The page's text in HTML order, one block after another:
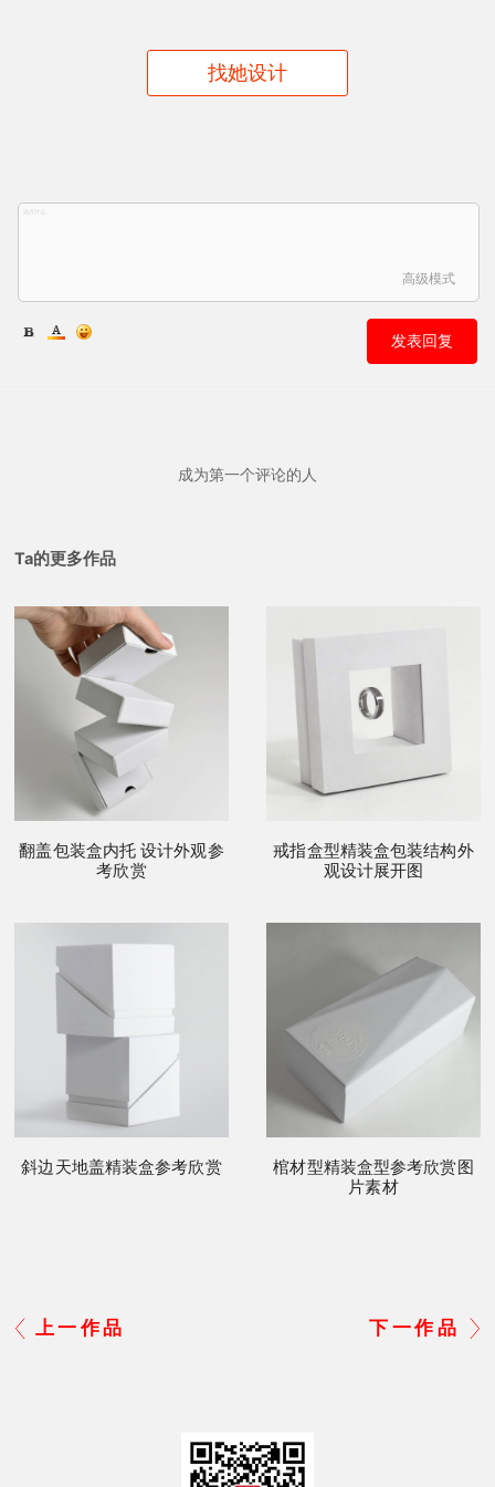
找她设计
高级模式
发表回复
成为第一个评论的人
Ta的更多作品
翻盖包装盒内托 设计外观参
考欣赏
戒指盒型精装盒包装结构外
观设计展开图
斜边天地盖精装盒参考欣赏
棺材型精装盒型参考欣赏图
片素材
上一作品 下一作品